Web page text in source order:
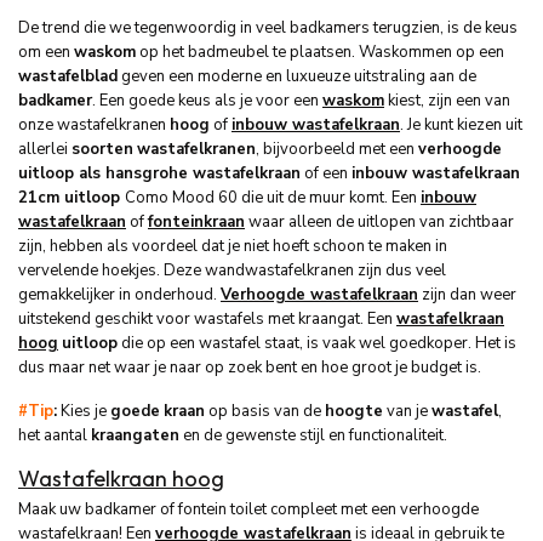
De trend die we tegenwoordig in veel badkamers terugzien, is de keus
om een waskomop het badmeubel te plaatsen. Waskommen op een
wastafelbladgeven een moderne en luxueuze uitstraling aan de
badkamer. Een goede keus als je voor een waskomkiest, zijn een van
onze wastafelkranen hoog of inbouw wastafelkraan. Je kunt kiezen uit
allerlei soorten wastafelkranen, bijvoorbeeld met een verhoogde
uitloop als hansgrohe wastafelkraan of een inbouw wastafelkraan
21cm uitloop Como Mood 60 die uit de muur komt. Een inbouw
wastafelkraan offonteinkraan waar alleen de uitlopen van zichtbaar
zijn, hebben als voordeel dat je niet hoeft schoon te maken in
vervelende hoekjes. Deze wandwastafelkranen zijn dus veel
gemakkelijker in onderhoud. Verhoogde wastafelkraan zijn dan weer
uitstekend geschikt voor wastafels met kraangat. Een wastafelkraan
hoog uitloopdie op een wastafel staat, is vaak wel goedkoper. Het is
dus maar net waar je naar op zoek bent en hoe groot je budget is.
#Tip:Kies je goede kraan op basis van de hoogte van jewastafel,
het aantal kraangaten en de gewenste stijl en functionaliteit.
Wastafelkraan hoog
Maak uw badkamer of fontein toilet compleet met een verhoogde
wastafelkraan! Een verhoogde wastafelkraan is ideaal in gebruik te